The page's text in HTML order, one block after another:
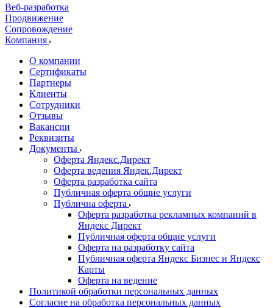
Веб-разработка
Продвижение
Сопровождение
Компания
О компании
Сертификаты
Партнеры
Клиенты
Сотрудники
Отзывы
Вакансии
Реквизиты
Документы
Оферта Яндекс.Директ
Оферта ведения Яндек.Директ
Оферта разработка сайта
Публичная оферта общие услуги
Публична оферта
Оферта разработка рекламных компаний в
Яндекс Директ
Публичная оферта общие услуги
Оферта на разработку сайта
Публичная оферта Яндекс Бизнес и Яндекс
Карты
Оферта на ведение
Политикой обработки персональных данных
Согласие на обработка персональных данных